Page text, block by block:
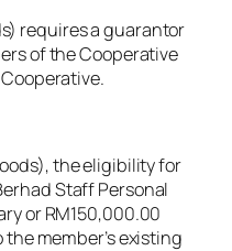
requires a guarantor
of the Cooperative
the eligibility for
Staff Personal
or RM150,000.00
member’s existing